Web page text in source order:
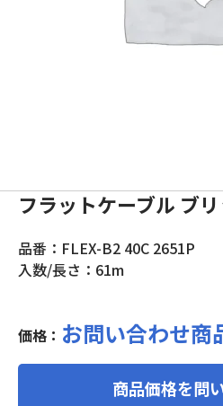
フラットケーブル ブ
品番：FLEX-B2 40C 2651P
入数/長さ：61m
価格： お問い合わせ商
商品価格を問